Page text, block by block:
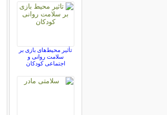
تأثیر محیط‌های بازی بر
سلامت روانی و
اجتماعی کودکان